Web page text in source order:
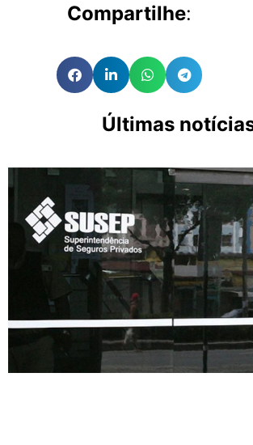
Compartilhe:
Últimas